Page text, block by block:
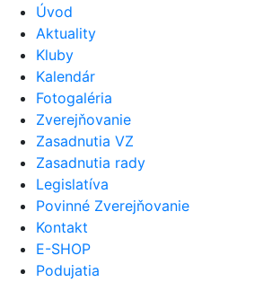
Úvod
Aktuality
Kluby
Kalendár
Fotogaléria
Zverejňovanie
Zasadnutia VZ
Zasadnutia rady
Legislatíva
Povinné Zverejňovanie
Kontakt
E-SHOP
Podujatia